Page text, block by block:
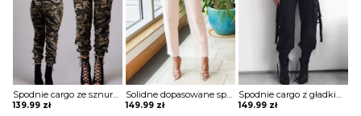
Spodnie cargo ze sznurkiem w kamuflażu szorty Bastienne
139.99 zł
Solidne dopasowane spodnie z kieszeniami Thordis
149.99 zł
Spodnie cargo z gładkimi kieszeniami Sooja
149.99 zł